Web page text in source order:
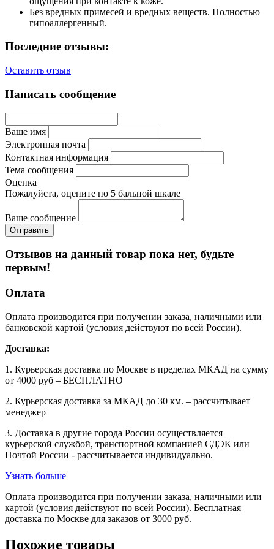
Без вредных примесей и вредных веществ. Полностью
гипоаллергенный.
Последние отзывы:
Оставить отзыв
Написать сообщение
Ваше имя
Электронная почта
Контактная информация
Тема сообщения
Оценка
Пожалуйста, оцените по 5 бальной шкале
Ваше сообщение
Отзывов на данный товар пока нет, будьте
первым!
Оплата
Оплата производится при получении заказа, наличными или
банковской картой (условия действуют по всей России).
Доставка:
1. Курьерская доставка по Москве в пределах МКАД на сумму
от 4000 руб – БЕСПЛАТНО
2. Курьерская доставка за МКАД до 30 км. – рассчитывает
менеджер
3. Доставка в другие города России осуществляется
курьерской службой, транспортной компанией СДЭК или
Почтой России - рассчитывается индивидуально.
Узнать больше
Оплата производится при получении заказа, наличными или
картой (условия действуют по всей России). Бесплатная
доставка по Москве для заказов от 3000 руб.
Похожие товары